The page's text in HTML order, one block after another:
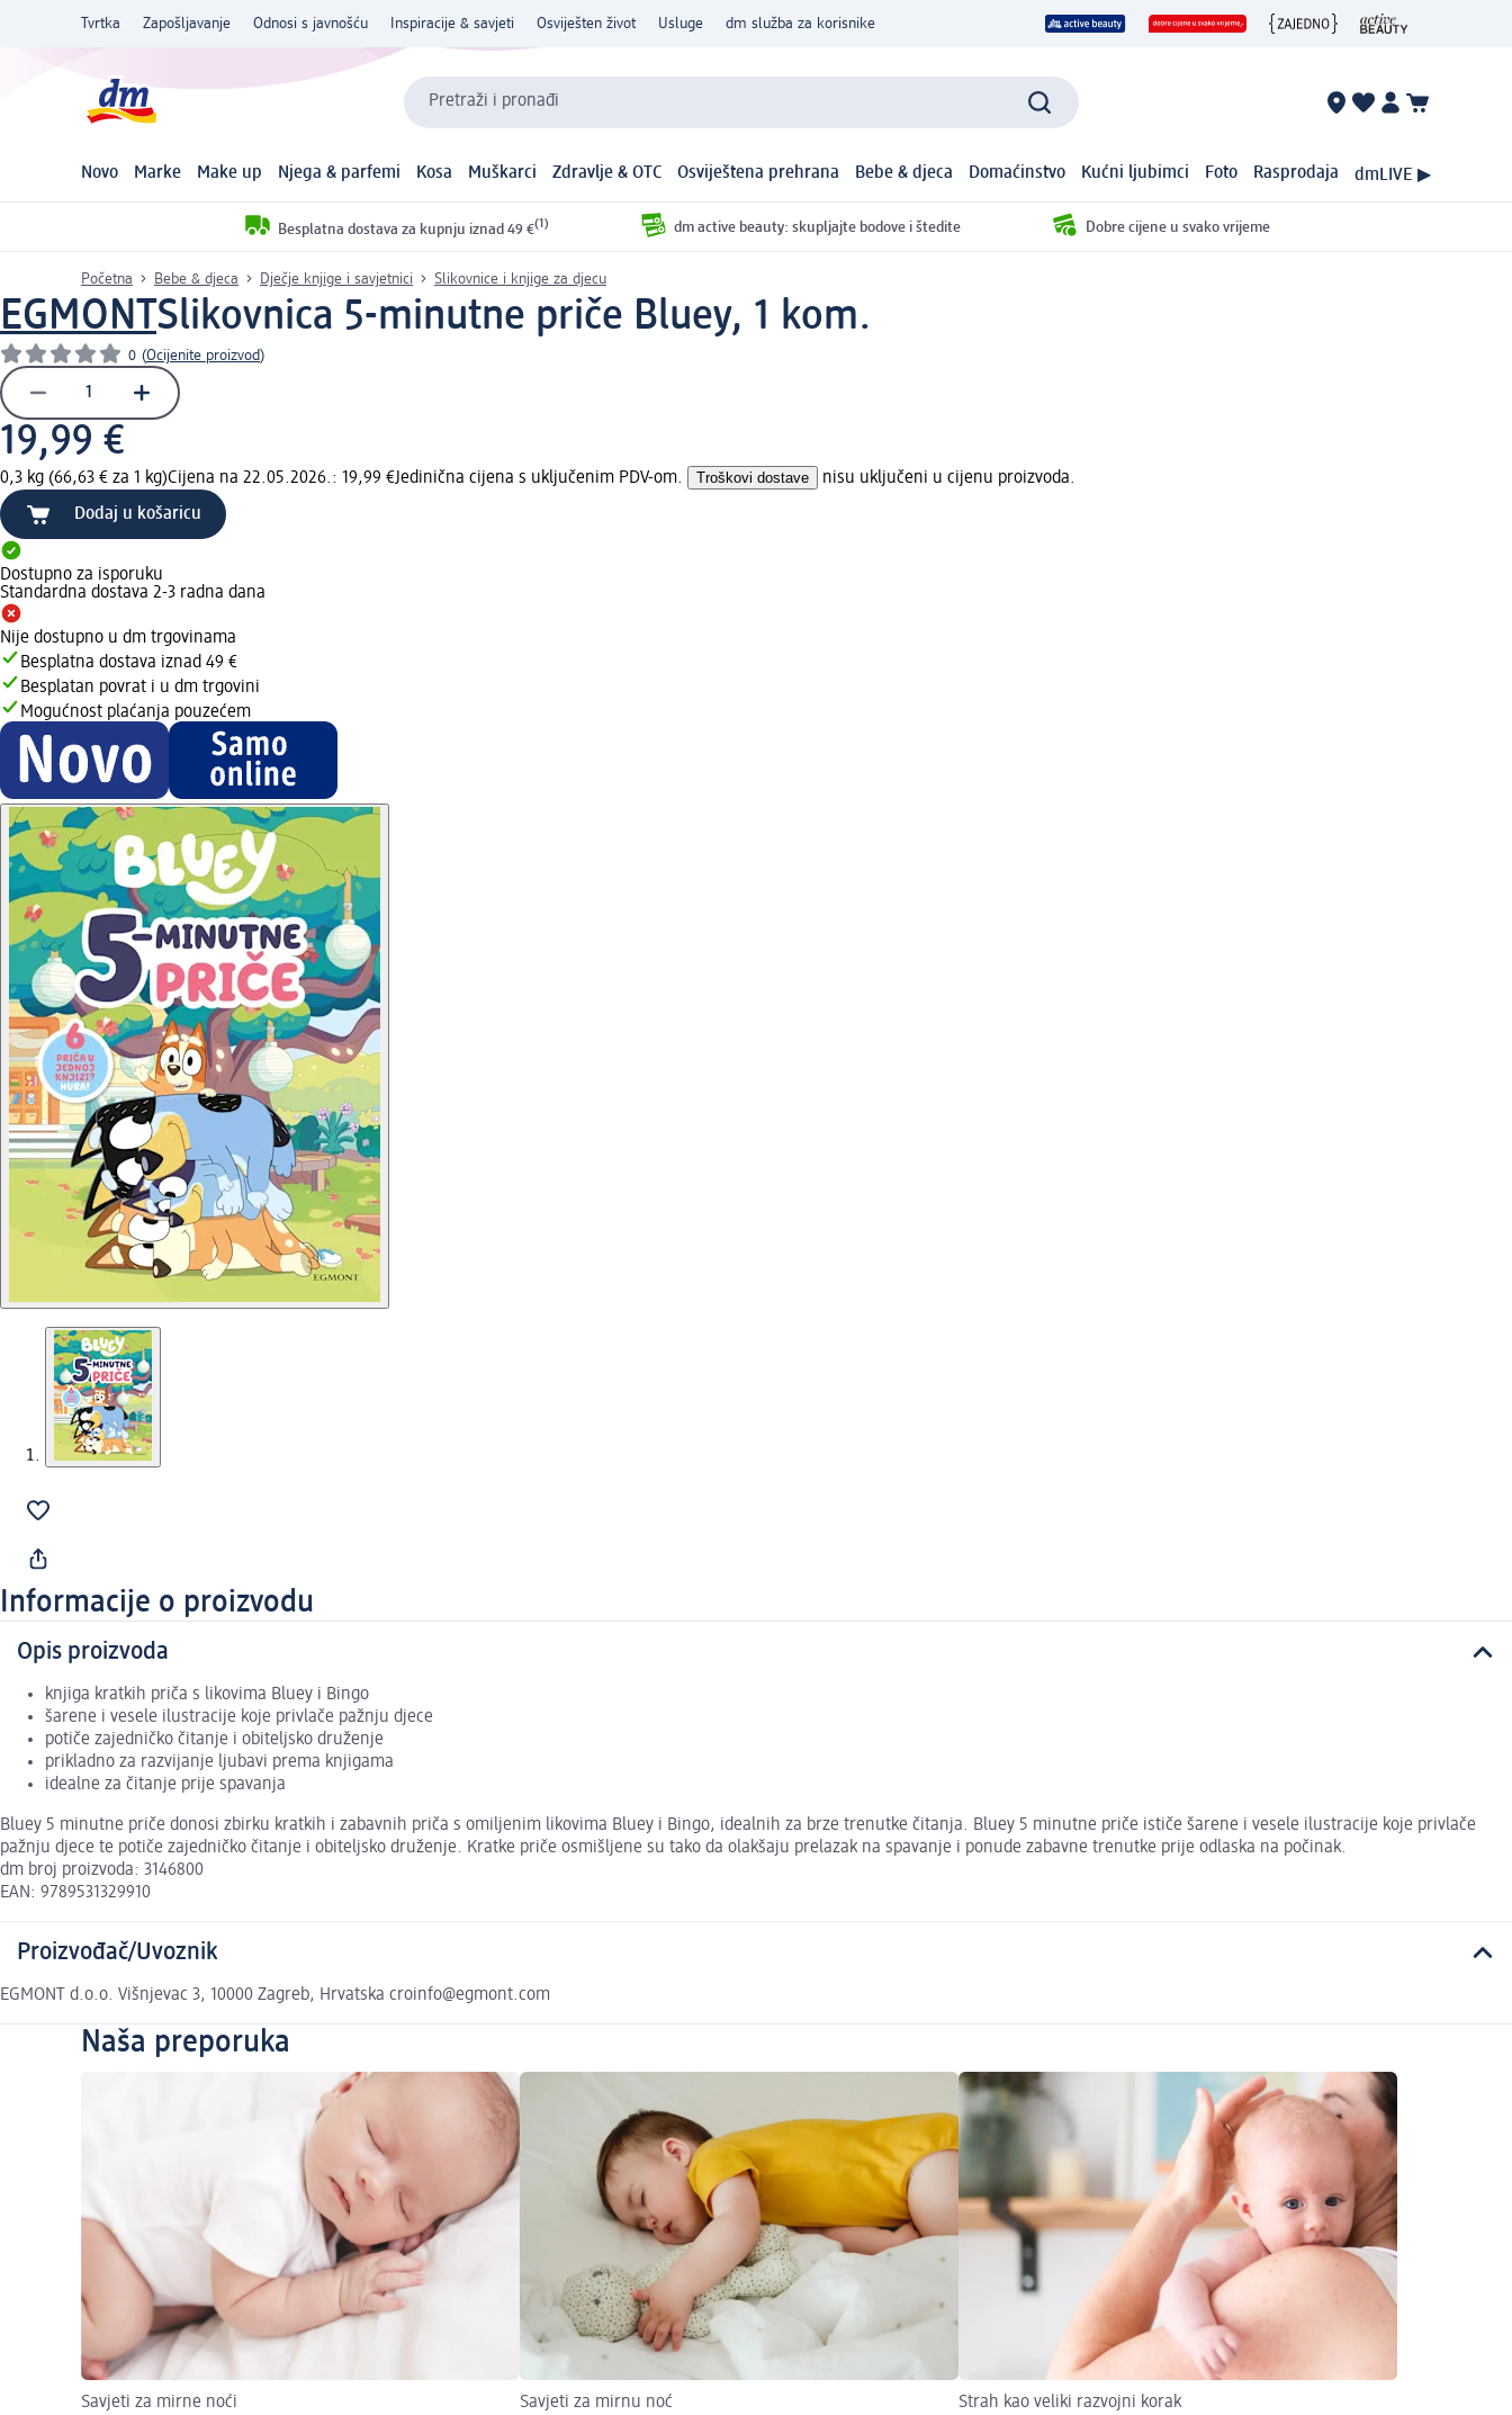
Tvrtka Zapošljavanje Odnosi s javnošću Inspiracije & savjeti Osviješten život Usluge dm služba za korisnike
Pretraži i pronađi
Novo Marke Make up Njega & parfemi Kosa Muškarci Zdravlje & OTC Osviještena prehrana Bebe & djeca Domaćinstvo Kućni ljubimci Foto Rasprodaja dmLIVE ▶
Besplatna dostava za kupnju iznad 49 €(1) dm active beauty: skupljajte bodove i štedite Dobre cijene u svako vrijeme
Početna Bebe & djeca Dječje knjige i savjetnici Slikovnice i knjige za djecu
EGMONTSlikovnica 5-minutne priče Bluey, 1 kom.
0 (Ocijenite proizvod)
19,99 €
0,3 kg (66,63 € za 1 kg)Cijena na 22.05.2026.: 19,99 €Jedinična cijena s uključenim PDV-om. Troškovi dostave
nisu uključeni u cijenu proizvoda.
Dodaj u košaricu
Dostupno za isporuku
Standardna dostava 2-3 radna dana
Nije dostupno u dm trgovinama
Besplatna dostava iznad 49 €
Besplatan povrat i u dm trgovini
Mogućnost plaćanja pouzećem
Informacije o proizvodu
Opis proizvoda
knjiga kratkih priča s likovima Bluey i Bingo
šarene i vesele ilustracije koje privlače pažnju djece
potiče zajedničko čitanje i obiteljsko druženje
prikladno za razvijanje ljubavi prema knjigama
idealne za čitanje prije spavanja
Bluey 5 minutne priče donosi zbirku kratkih i zabavnih priča s omiljenim likovima Bluey i Bingo, idealnih za brze trenutke čitanja. Bluey 5 minutne priče ističe šarene i vesele ilustracije koje privlače
pažnju djece te potiče zajedničko čitanje i obiteljsko druženje. Kratke priče osmišljene su tako da olakšaju prelazak na spavanje i ponude zabavne trenutke prije odlaska na počinak.
dm broj proizvoda: 3146800
EAN: 9789531329910
Proizvođač/Uvoznik
EGMONT d.o.o. Višnjevac 3, 10000 Zagreb, Hrvatska croinfo@egmont.com
Naša preporuka
Savjeti za mirne noći Savjeti za mirnu noć Strah kao veliki razvojni korak